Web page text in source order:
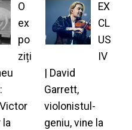
O
ex
po
ziți
la
EX
CL
US
IV
| David
Garrett,
violonistul-
geniu, vine la